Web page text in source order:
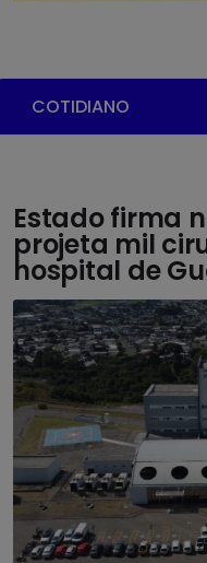
COTIDIANO
Estado firma
projeta mil
hospital de